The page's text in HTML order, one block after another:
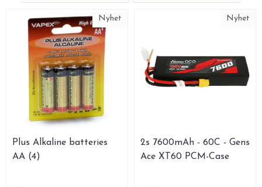
Nyhet
Plus Alkaline batteries
AA (4)
Nyhet
2s 7600mAh - 60C - Gens
Ace XT60 PCM-Case